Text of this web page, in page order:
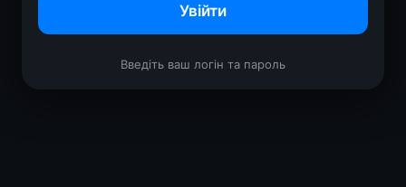
Увійти
Введіть ваш логін та пароль